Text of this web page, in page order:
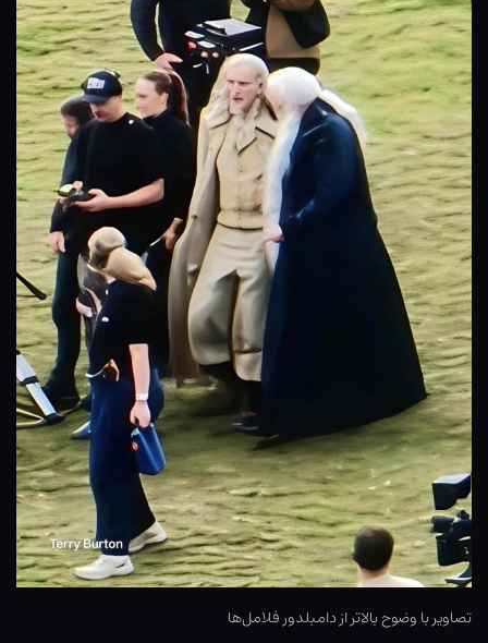
تصاویر با وضوح بالاتر از دامبلدور فلامل‌ها